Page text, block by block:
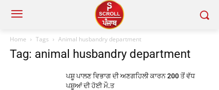
Home Tags Animal husbandry department
Tag: animal husbandry department
ਪਸ਼ੂ ਪਾਲਣ ਵਿਭਾਗ ਦੀ ਅਣਗਹਿਲੀ ਕਾਰਨ 200 ਤੋਂ ਵੱਧ
ਪਸ਼ੂਆਂ ਦੀ ਹੋਈ ਮੌ.ਤ